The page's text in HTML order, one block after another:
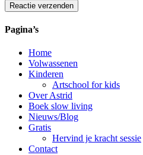
Reactie verzenden
Alternative:
Pagina’s
Home
Volwassenen
Kinderen
Artschool for kids
Over Astrid
Boek slow living
Nieuws/Blog
Gratis
Hervind je kracht sessie
Contact